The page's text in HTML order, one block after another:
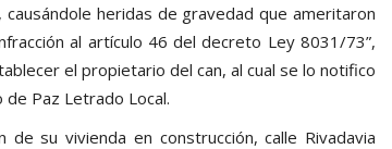
heridas de gravedad que ameritaron
al artículo 46 del decreto Ley 8031/73”,
el propietario del can, al cual se lo notifico
de Paz Letrado Local.
su vivienda en construcción, calle Rivadavia